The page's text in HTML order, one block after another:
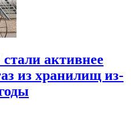
активнее
из хранилищ из-